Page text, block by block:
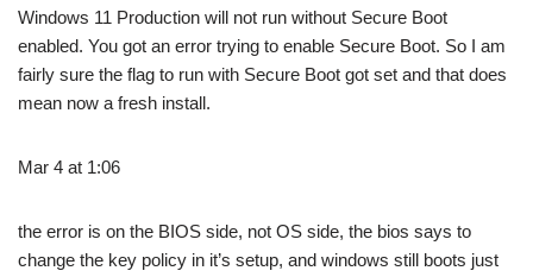
Windows 11 Production will not run without Secure Boot
enabled. You got an error trying to enable Secure Boot. So I am
fairly sure the flag to run with Secure Boot got set and that does
mean now a fresh install.
Mar 4 at 1:06
the error is on the BIOS side, not OS side, the bios says to
change the key policy in it’s setup, and windows still boots just